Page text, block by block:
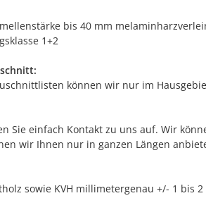
bis 40 mm
1+2
können wir nur im
Sie einfach Kontakt zu uns auf. Wir
wir Ihnen nur in ganzen Längen
sowie KVH millimetergenau +/- 1